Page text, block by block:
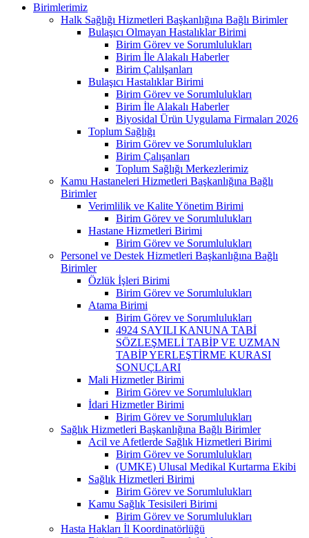
Birimlerimiz
Halk Sağlığı Hizmetleri Başkanlığına Bağlı Birimler
Bulaşıcı Olmayan Hastalıklar Birimi
Birim Görev ve Sorumlulukları
Birim İle Alakalı Haberler
Birim Çalılşanları
Bulaşıcı Hastalıklar Birimi
Birim Görev ve Sorumlulukları
Birim İle Alakalı Haberler
Biyosidal Ürün Uygulama Firmaları 2026
Toplum Sağlığı
Birim Görev ve Sorumlulukları
Birim Çalışanları
Toplum Sağlığı Merkezlerimiz
Kamu Hastaneleri Hizmetleri Başkanlığına Bağlı
Birimler
Verimlilik ve Kalite Yönetim Birimi
Birim Görev ve Sorumlulukları
Hastane Hizmetleri Birimi
Birim Görev ve Sorumlulukları
Personel ve Destek Hizmetleri Başkanlığına Bağlı
Birimler
Özlük İşleri Birimi
Birim Görev ve Sorumlulukları
Atama Birimi
Birim Görev ve Sorumlulukları
4924 SAYILI KANUNA TABİ
SÖZLEŞMELİ TABİP VE UZMAN
TABİP YERLEŞTİRME KURASI
SONUÇLARI
Mali Hizmetler Birimi
Birim Görev ve Sorumlulukları
İdari Hizmetler Birimi
Birim Görev ve Sorumlulukları
Sağlık Hizmetleri Başkanlığına Bağlı Birimler
Acil ve Afetlerde Sağlık Hizmetleri Birimi
Birim Görev ve Sorumlulukları
(UMKE) Ulusal Medikal Kurtarma Ekibi
Sağlık Hizmetleri Birimi
Birim Görev ve Sorumlulukları
Kamu Sağlık Tesisileri Birimi
Birim Görev ve Sorumlulukları
Hasta Hakları İl Koordinatörlüğü